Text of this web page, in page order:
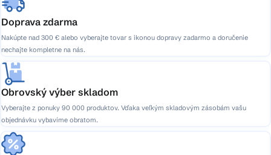
Doprava zdarma
Nakúpte nad 300 € alebo vyberajte tovar s ikonou dopravy zadarmo a doručenie
nechajte kompletne na nás.
Obrovský výber skladom
Vyberajte z ponuky 90 000 produktov. Vďaka veľkým skladovým zásobám vašu
objednávku vybavíme obratom.